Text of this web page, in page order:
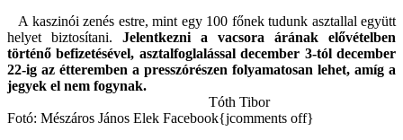
A kaszinói zenés estre, mint egy 100 főnek tudunk asztallal együtt
helyet biztosítani. Jelentkezni a vacsora árának elővételben
történő befizetésével, asztalfoglalással december 3-tól december
22-ig az étteremben a presszórészen folyamatosan lehet, amíg a
jegyek el nem fogynak.
Tóth Tibor
Fotó: Mészáros János Elek Facebook{jcomments off}